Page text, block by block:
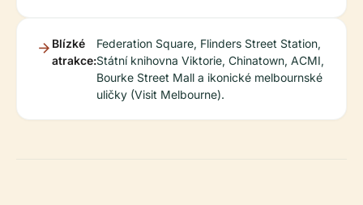
Blízké
atrakce:
Federation Square, Flinders Street Station,
Státní knihovna Viktorie, Chinatown, ACMI,
Bourke Street Mall a ikonické melbournské
uličky (Visit Melbourne).